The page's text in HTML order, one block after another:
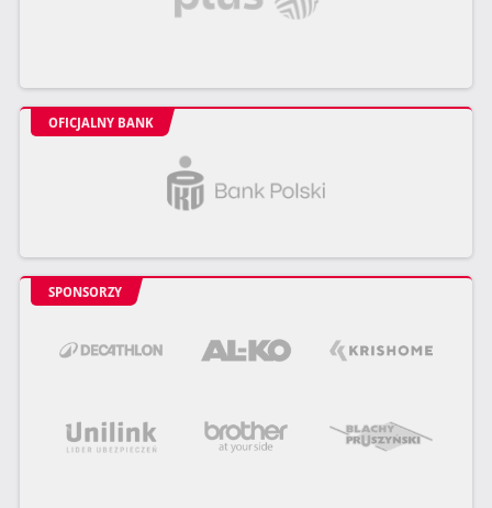
OFICJALNY BANK
SPONSORZY